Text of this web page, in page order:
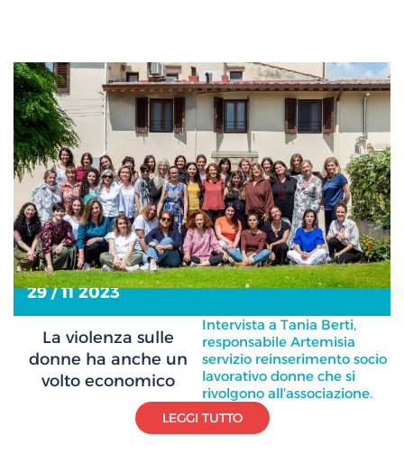
La violenza sulle
donne ha anche un
volto economico
Intervista a Tania Berti,
responsabile Artemisia
servizio reinserimento socio
lavorativo donne che si
rivolgono all’associazione.
29 / 11 2023
LEGGI TUTTO